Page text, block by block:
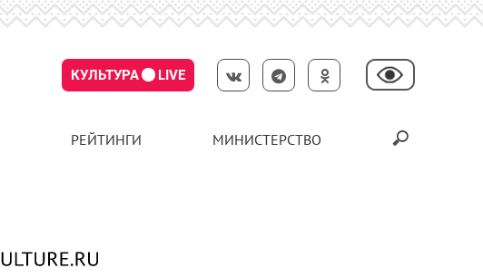
КУЛЬТУРА LIVE
РЕЙТИНГИ МИНИСТЕРСТВО